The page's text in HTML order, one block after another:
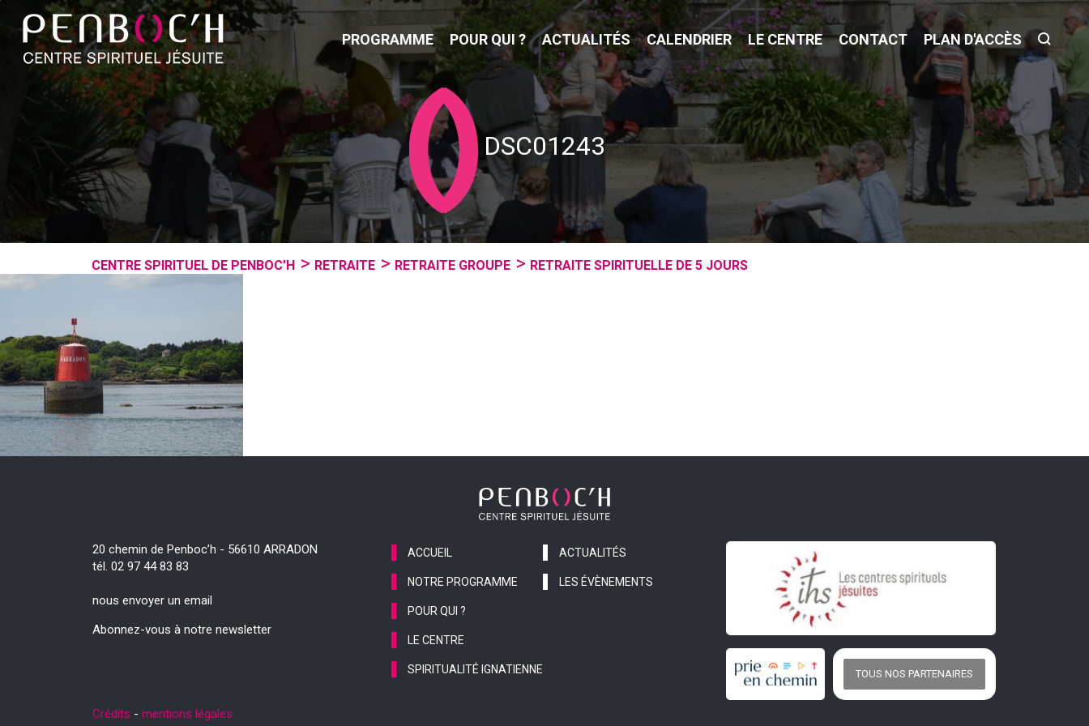
PROGRAMME POUR QUI ? ACTUALITÉS CALENDRIER LE CENTRE CONTACT PLAN D'ACCÈS
DSC01243
CENTRE SPIRITUEL DE PENBOC'H RETRAITE RETRAITE GROUPE RETRAITE SPIRITUELLE DE 5 JOURS
20 chemin de Penboc’h - 56610 ARRADON
tél. 02 97 44 83 83
nous envoyer un email
Abonnez-vous à notre newsletter
ACCUEIL
NOTRE PROGRAMME
POUR QUI ?
LE CENTRE
SPIRITUALITÉ IGNATIENNE
ACTUALITÉS
LES ÉVÈNEMENTS
TOUS NOS PARTENAIRES
Crédits -mentions légales